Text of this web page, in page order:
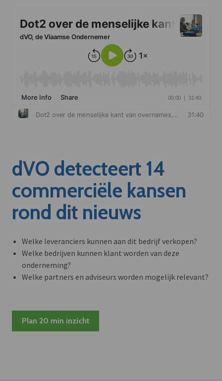
dVO detecteert 14
commerciële kansen
rond dit nieuws
Welke leveranciers kunnen aan dit bedrijf verkopen?
Welke bedrijven kunnen klant worden van deze
onderneming?
Welke partners en adviseurs worden mogelijk relevant?
Plan 20 min inzicht